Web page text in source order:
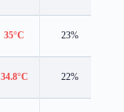
35°C 23%
34.8°C 22%